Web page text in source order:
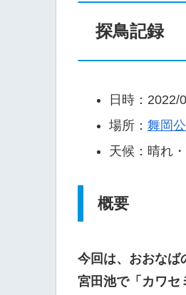
探鳥記録
日時：2022/
場所： 舞岡
天候：晴れ
概要
今回は、おおなば
宮田池で「カワセ